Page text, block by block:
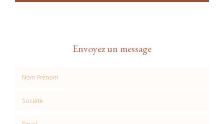
Envoyez un message